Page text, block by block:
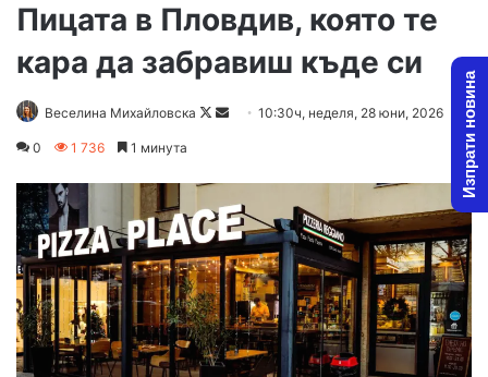
Пицата в Пловдив, която те
кара да забравиш къде си
Веселина Михайловска
Follow
Send10:30ч, неделя, 28 юни, 2026
0 1 736 1 минута Изпрати новина